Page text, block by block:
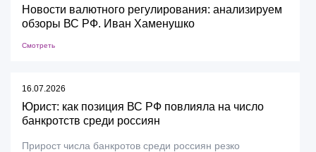
Новости валютного регулирования: анализируем
обзоры ВС РФ. Иван Хаменушко
Смотреть
16.07.2026
Юрист: как позиция ВС РФ повлияла на число
банкротств среди россиян
Прирост числа банкротов среди россиян резко